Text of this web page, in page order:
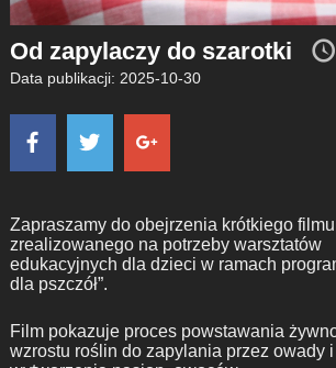
Od zapylaczy do szarotki
Data publikacji: 2025-10-30
Zapraszamy do obejrzenia krótkiego filmu
zrealizowanego na potrzeby warsztatów
edukacyjnych dla dzieci w ramach
dla pszczół”.
Film pokazuje proces powstawania
wzrostu roślin do zapylania przez owady i